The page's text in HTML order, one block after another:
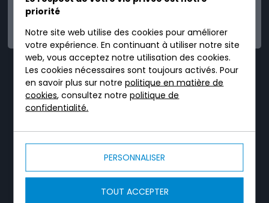
priorité
Notre site web utilise des cookies pour améliorer
votre expérience. En continuant à utiliser notre site
web, vous acceptez notre utilisation des cookies.
Les cookies nécessaires sont toujours activés. Pour
en savoir plus sur notrepolitique en matière de
cookies, consultez notrepolitique de
confidentialité.
PERSONNALISER
TOUT ACCEPTER
FIABLE
TRICEL, C'EST UN
SERVICE DÉDIÉ TOUT
AU LONG DE VOTRE
PROJET.